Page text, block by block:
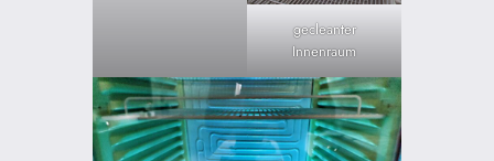
gecleanter
Innenraum